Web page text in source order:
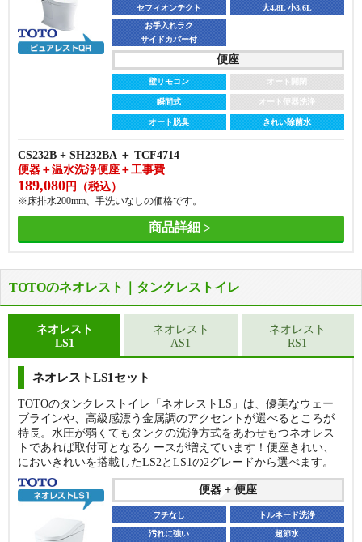
セフィオンテクト
大4.8L 小3.6L
お手入れラク
サイドカバー付
便座
壁リモコン オート開閉
瞬間式 オート便器洗浄
オート脱臭 きれい除菌水
CS232B + SH232BA ＋ TCF4714
便器＋温水洗浄便座＋工事費
189,080 円（税込）
※床排水200mm、手洗いなしの価格です。
商品詳細
便器
汚れに強い
セフィオンテクト
超節水
大4.8L 小3.6L
お手入れラク
サイドカバー付
瞬間式 オート便器洗浄
オート脱臭 きれい除菌水
セフィオンテクト
大4.8L 小3.6L
お手入れラク
サイドカバー付
便座
袖リモコン オート開閉
貯湯式 オート便器洗浄
オート脱臭 きれい除菌水
TOTOのネオレスト｜タンクレストイレ
ネオレスト
LS1
ネオレストLS1セット
TOTOのタンクレストイレ「ネオレストLS」は、優美なウェー
ブラインや、高級感漂う金属調のアクセントが選べるところが
特長。水圧が弱くてもタンクの洗浄方式をあわせもつネオレス
トであれば取付可となるケースが増えています！便座きれい、
においきれいを搭載したLS2とLS1の2グレードから選べます。
便器 + 便座
フチなし トルネード洗浄
汚れに強い
超節水
ネオレスト
AS1
ネオレスト
RS1